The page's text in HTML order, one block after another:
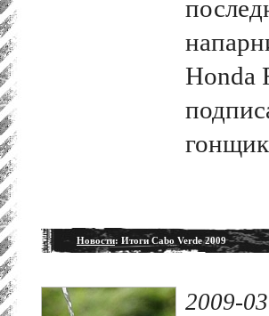
Honda
Новости: Итоги Cabo Verde 2009
2009-